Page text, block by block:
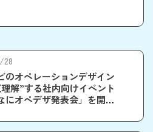
28
のオペレーションデザイン
解”する社内向けイベント
にオペデザ発表会」を開催